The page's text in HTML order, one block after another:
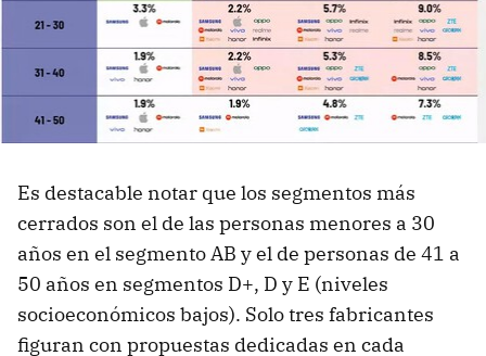
Es destacable notar que los segmentos más
cerrados son el de las personas menores a 30
años en el segmento AB y el de personas de 41 a
50 años en segmentos D+, D y E (niveles
socioeconómicos bajos). Solo tres fabricantes
figuran con propuestas dedicadas en cada